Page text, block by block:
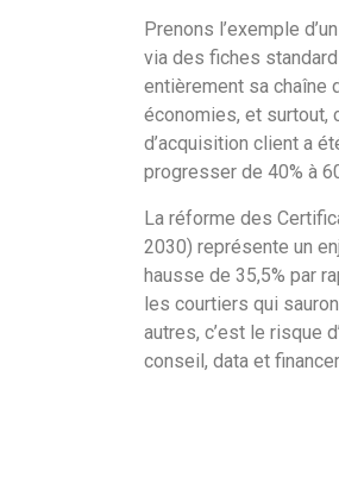
Prenons l’exemple
via des fiches
entièrement sa chaîne
économies, et surtout,
d’acquisition client a
progresser de 40% à
La réforme des
2030) représente un
hausse de 35,5% par
les courtiers qui
autres, c’est le risque
conseil, data et